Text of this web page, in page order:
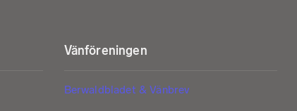
Vänföreningen
Berwaldbladet & Vänbrev